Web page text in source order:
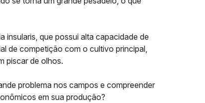
insularis, que possui alta capacidade de
de competição com o cultivo principal,
piscar de olhos.
problema nos campos e compreender
em sua produção?